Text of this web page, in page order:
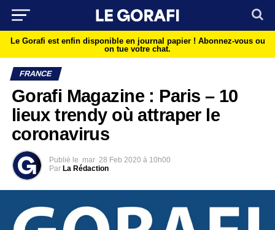
Le Gorafi est enfin disponible en journal papier ! Abonnez-vous ou
on tue votre chat.
FRANCE
Gorafi Magazine : Paris – 10
lieux trendy où attraper le
coronavirus
Publié le mar 28 Feb 2020 à 10h00
Par La Rédaction